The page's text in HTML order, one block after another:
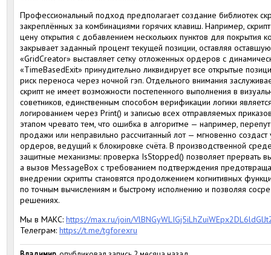
Профессиональный подход предполагает создание библиотек
закреплённых за комбинациями горячих клавиш. Например,
цену открытия с добавлением нескольких пунктов для покрытия
закрывает заданный процент текущей позиции, оставляя
«GridCreator» выставляет сетку отложенных ордеров с
«TimeBasedExit» принудительно ликвидирует все открытые
риск переноса через ночной гэп. Отдельного внимания
скрипт не имеет возможности постепенного выполнения в
советников, единственным способом верификации логики
логированием через Print() и записью всех отправляемых
этапом чревато тем, что ошибка в алгоритме — например,
продажи или неправильно рассчитанный лот — мгновенно
ордеров, ведущий к блокировке счёта. В производственной
защитные механизмы: проверка IsStopped() позволяет прервать
а вызов MessageBox с требованием подтверждения
внедрении скрипты становятся продолжением когнитивных
по точным вычислениям и быстрому исполнению и позволяя
решениях.
Мы в МАКС: https://max.ru/join/
Телеграм: https://t.me/tgforexru